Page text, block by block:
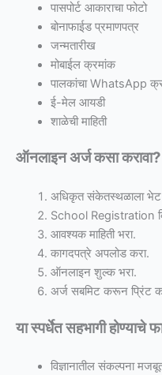
पासपोर्ट आकाराचा फोटो
बोनाफाईड प्रमाणपत्र
जन्मतारीख
मोबाईल क्रमांक
पालकांचा WhatsApp
ई-मेल आयडी
शाळेची माहिती
ऑनलाइन अर्ज कसा करावा?
अधिकृत संकेतस्थळाला भेट
School Registration
आवश्यक माहिती भरा.
कागदपत्रे अपलोड करा.
ऑनलाइन शुल्क भरा.
अर्ज सबमिट करून प्रिंट
या स्पर्धेत सहभागी होण्याचे
विज्ञानातील संकल्पना